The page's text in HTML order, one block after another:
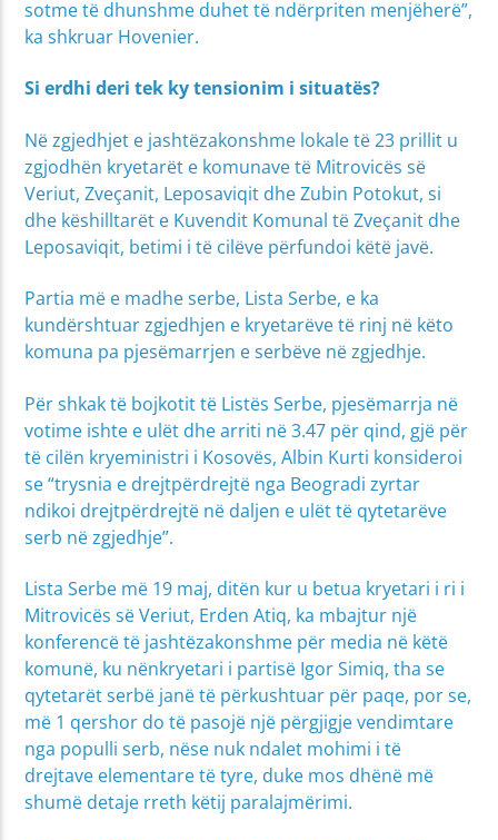
sotme të dhunshme duhet të ndërpriten menjëherë”,
ka shkruar Hovenier.
Si erdhi deri tek ky tensionim i situatës?
Në zgjedhjet e jashtëzakonshme lokale të 23 prillit u
zgjodhën kryetarët e komunave të Mitrovicës së
Veriut, Zveçanit, Leposaviqit dhe Zubin Potokut, si
dhe këshilltarët e Kuvendit Komunal të Zveçanit dhe
Leposaviqit, betimi i të cilëve përfundoi këtë javë.
Partia më e madhe serbe, Lista Serbe, e ka
kundërshtuar zgjedhjen e kryetarëve të rinj në këto
komuna pa pjesëmarrjen e serbëve në zgjedhje.
Për shkak të bojkotit të Listës Serbe, pjesëmarrja në
votime ishte e ulët dhe arriti në 3.47 për qind, gjë për
të cilën kryeministri i Kosovës, Albin Kurti konsideroi
se “trysnia e drejtpërdrejtë nga Beogradi zyrtar
ndikoi drejtpërdrejtë në daljen e ulët të qytetarëve
serb në zgjedhje”.
Lista Serbe më 19 maj, ditën kur u betua kryetari i ri i
Mitrovicës së Veriut, Erden Atiq, ka mbajtur një
konferencë të jashtëzakonshme për media në këtë
komunë, ku nënkryetari i partisë Igor Simiq, tha se
qytetarët serbë janë të përkushtuar për paqe, por se,
më 1 qershor do të pasojë një përgjigje vendimtare
nga populli serb, nëse nuk ndalet mohimi i të
drejtave elementare të tyre, duke mos dhënë më
shumë detaje rreth këtij paralajmërimi.